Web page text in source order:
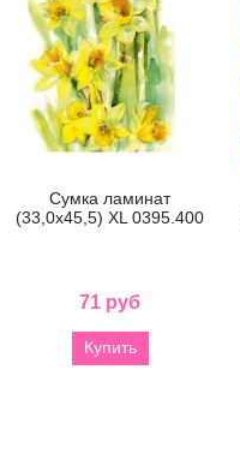
Сумка ламинат
(33,0x45,5) XL 0395.400
71 руб
Купить